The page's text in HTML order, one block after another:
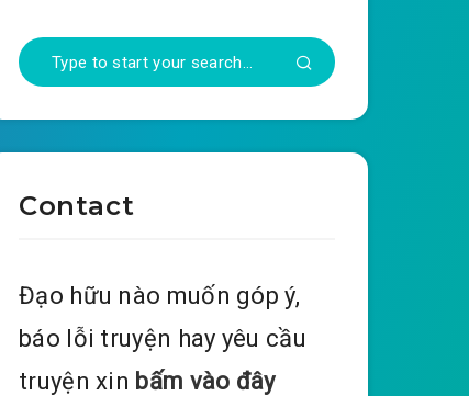
Contact
Đạo hữu nào muốn góp ý,
báo lỗi truyện hay yêu cầu
truyện xin bấm vào đây